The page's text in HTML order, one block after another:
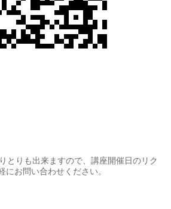
とりも出来ますので、講座開催日のリク
にお問い合わせください。